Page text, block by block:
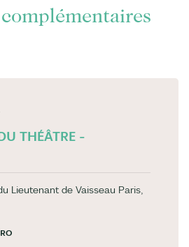
THÉÂTRE -
Lieutenant de Vaisseau Paris,